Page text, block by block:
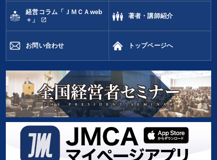
経営コラム「ＪＭＣＡweb
＋」
open_in_new
著者・講師紹介
お問い合わせ トップページへ